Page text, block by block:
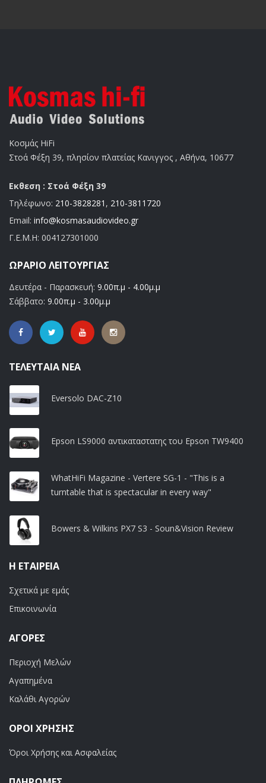
Κοσμάς HiFi
Στοά Φέξη 39, πλησίον πλατείας Κανιγγος , Αθήνα, 10677
Εκθεση : Στοά Φέξη 39
Τηλέφωνο: 210-3828281 , 210-3811720
Email: info@kosmasaudiovideo.gr
Γ.Ε.Μ.Η: 004127301000
ΩΡΆΡΙΟ ΛΕΙΤΟΥΡΓΊΑΣ
Δευτέρα - Παρασκευή: 9.00π.μ - 4.00μ.μ
Σάββατο: 9.00π.μ - 3.00μ.μ
ΤΕΛΕΥΤΑΊΑ ΝΈΑ
Eversolo DAC-Z10
Epson LS9000 αντικαταστατης του Epson TW9400
WhatHiFi Magazine - Vertere SG-1 - "This is a
turntable that is spectacular in every way"
Bowers & Wilkins PX7 S3 - Soun&Vision Review
Η ΕΤΑΙΡΕΊΑ
Σχετικά με εμάς
Επικοινωνία
ΑΓΟΡΈΣ
Περιοχή Μελών
Αγαπημένα
Καλάθι Αγορών
ΟΡΟΙ ΧΡΗΣΗΣ
Όροι Χρήσης και Ασφαλείας